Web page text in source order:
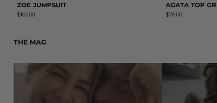
ZOE JUMPSUIT
$105.00
AGATA TOP
$76.00
THE MAG
Leer más: Cómo mantenerte enamorado de tu pareja
Leer más: